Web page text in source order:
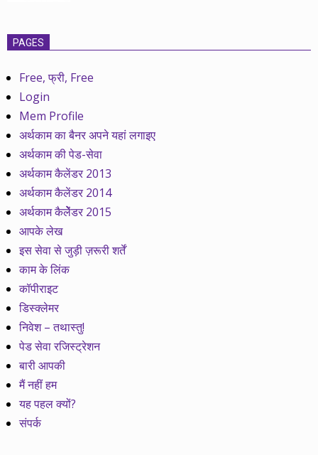
PAGES
Free, फ्री, Free
Login
Mem Profile
अर्थकाम का बैनर अपने यहां लगाइए
अर्थकाम की पेड-सेवा
अर्थकाम कैलेंडर 2013
अर्थकाम कैलेंडर 2014
अर्थकाम कैलेेंडर 2015
आपके लेख
इस सेवा से जुड़ी ज़रूरी शर्तें
काम के लिंक
कॉपीराइट
डिस्क्लेमर
निवेश – तथास्तु!
पेड सेवा रजिस्ट्रेशन
बारी आपकी
मैं नहीं हम
यह पहल क्यों?
संपर्क